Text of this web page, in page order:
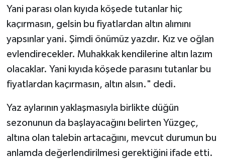
Yani parası olan kıyıda köşede tutanlar hiç
kaçırmasın, gelsin bu fiyatlardan altın alımını
yapsınlar yani. Şimdi önümüz yazdır. Kız ve oğlan
evlendirecekler. Muhakkak kendilerine altın lazım
olacaklar. Yani kıyıda köşede parasını tutanlar bu
fiyatlardan kaçırmasın, altın alsın." dedi.
Yaz aylarının yaklaşmasıyla birlikte düğün
sezonunun da başlayacağını belirten Yüzgeç,
altına olan talebin artacağını, mevcut durumun bu
anlamda değerlendirilmesi gerektiğini ifade etti.